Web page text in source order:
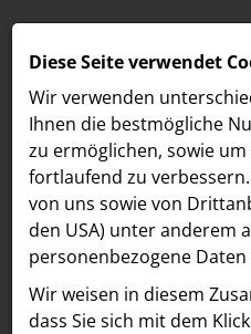
MELDUNGEN
LOEBELL NORDBERG
Meldungen / NOAN
Text Bilder
Diese Seite verwendet
Wir verwenden
Ihnen die best­mögliche
zu ermöglichen, sowie
fortlaufend zu
von uns sowie von
den USA) unter anderem
personenbezogene
Wir weisen in diesem
dass Sie sich mit dem